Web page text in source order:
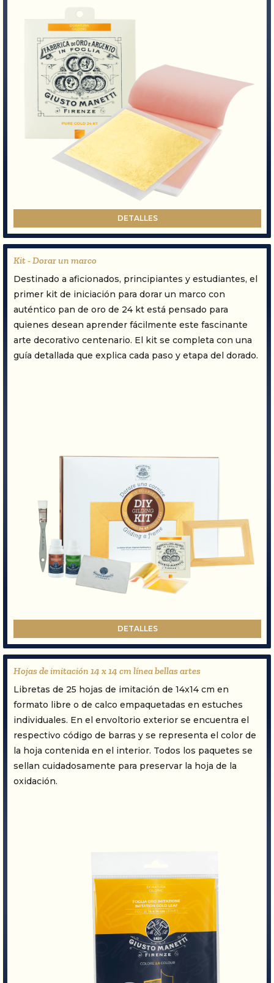
DETALLES
Kit - Dorar un marco
Destinado a aficionados, principiantes y estudiantes, el
primer kit de iniciación para dorar un marco con
auténtico pan de oro de 24 kt está pensado para
quienes desean aprender fácilmente este fascinante
arte decorativo centenario. El kit se completa con una
guía detallada que explica cada paso y etapa del dorado.
DETALLES
Hojas de imitación 14 x 14 cm línea bellas artes
Libretas de 25 hojas de imitación de 14x14 cm en
formato libre o de calco empaquetadas en estuches
individuales. En el envoltorio exterior se encuentra el
respectivo código de barras y se representa el color de
la hoja contenida en el interior. Todos los paquetes se
sellan cuidadosamente para preservar la hoja de la
oxidación.